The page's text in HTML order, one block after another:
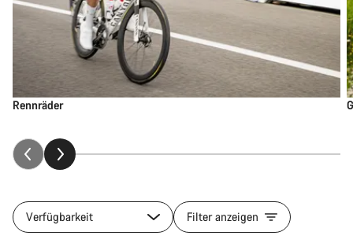
Rennräder
Verfügbarkeit Filter anzeigen